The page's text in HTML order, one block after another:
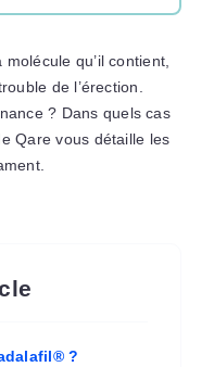
qu’il contient,
de l’érection.
? Dans quels cas
Qare vous détaille les
?